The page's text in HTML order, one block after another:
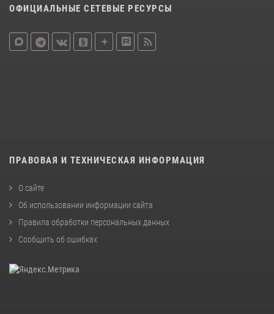
ОФИЦИАЛЬНЫЕ СЕТЕВЫЕ РЕСУРСЫ
ПРАВОВАЯ И ТЕХНИЧЕСКАЯ ИНФОРМАЦИЯ
О сайте
Об использовании информации сайта
Правила обработки персональных данных
Сообщить об ошибках